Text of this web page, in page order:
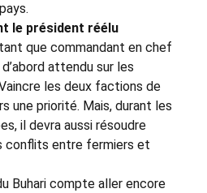
le président réélu
que commandant en chef
attendu sur les
les deux factions de
une priorité. Mais, durant les
il devra aussi résoudre
conflits entre fermiers et
Buhari compte aller encore